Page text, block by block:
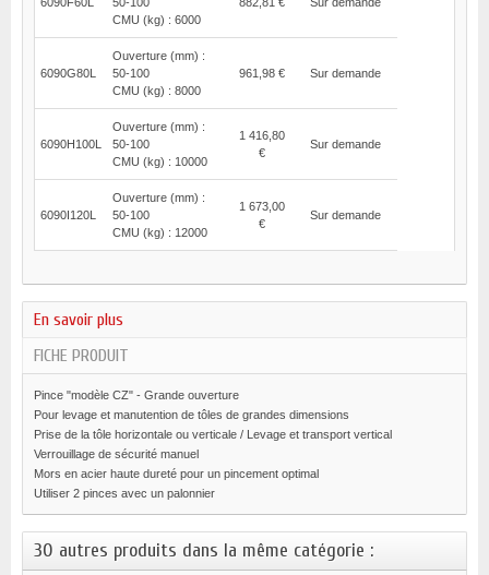
CMU (kg) : 6000
6090G80L
Ouverture (mm) :
50-100
CMU (kg) : 8000
961,98 € Sur demande
6090H100L
Ouverture (mm) :
50-100
CMU (kg) : 10000
1 416,80
€
Sur demande
6090I120L
Ouverture (mm) :
50-100
CMU (kg) : 12000
1 673,00
€
Sur demande
En savoir plus
FICHE PRODUIT
Pince "modèle CZ" - Grande ouverture
Pour levage et manutention de tôles de grandes dimensions
Prise de la tôle horizontale ou verticale / Levage et transport vertical
Verrouillage de sécurité manuel
Mors en acier haute dureté pour un pincement optimal
Utiliser 2 pinces avec un palonnier
30 autres produits dans la même catégorie :